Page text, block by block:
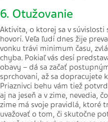
6. Otužovanie
Aktivita, o ktorej sa v
hovorí. Veľa ľudí dnes žije
vonku trávi minimum času,
chyba. Pokiaľ vás desí
obavy – dá sa začať
sprchovaní, až sa dopracujete
Priaznivci behu vám tiež
aj na jeseň a v zime, nevedia,
zime má svoje pravidlá, ktoré
uvažovať o tom, či skutočne